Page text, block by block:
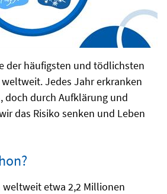
der häufigsten und tödlichsten
Jedes Jahr erkranken
doch durch Aufklärung und
das Risiko senken und Leben
weltweit etwa 2,2 Millionen